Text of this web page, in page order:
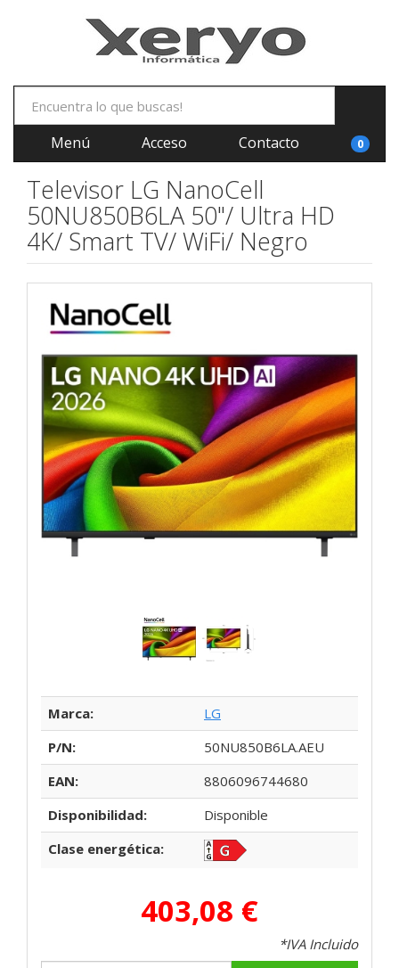
Menú Acceso Contacto 0
Televisor LG NanoCell
50NU850B6LA 50"/ Ultra HD
4K/ Smart TV/ WiFi/ Negro
Marca:
LG
P/N:
50NU850B6LA.AEU
EAN:
8806096744680
Disponibilidad:
Disponible
Clase energética:
403,08 €
*IVA Incluido